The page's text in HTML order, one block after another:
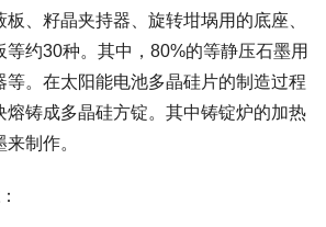
、籽晶夹持器、旋转坩埚用的底座、
等约30种。其中， 80%的等静压石墨用
等。在太阳能电池多晶硅片的制造过程
熔铸成多晶硅方锭。其中铸锭炉的加热
制作。
：